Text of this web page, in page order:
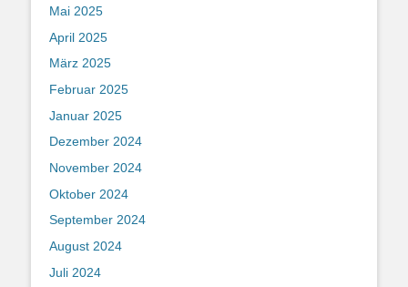
Mai 2025
April 2025
März 2025
Februar 2025
Januar 2025
Dezember 2024
November 2024
Oktober 2024
September 2024
August 2024
Juli 2024